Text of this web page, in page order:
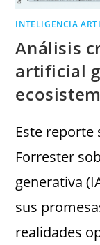
INTELIGENCIA
Análisis
artificial
Este reporte
Forrester
generativa
sus
realidades